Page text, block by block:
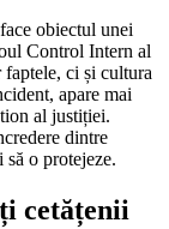
obiectul unei
Control Intern al
faptele, ci și cultura
apare mai
al justiției.
dintre
o protejeze.
cetățenii